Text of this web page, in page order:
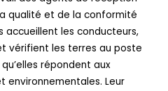
qualité et de la conformité
accueillent les conducteurs,
vérifient les terres au poste
répondent aux
environnementales. Leur